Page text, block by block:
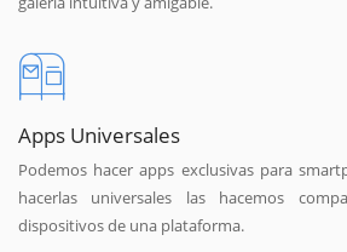
Apps Universales
Podemos hacer apps exclusivas para
hacerlas universales las hacemos
dispositivos de una plataforma.